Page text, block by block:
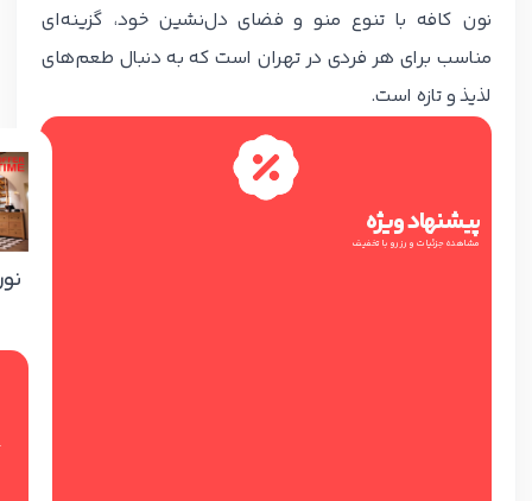
نون کافه با تنوع منو و فضای دل‌نشین خود، گزینه‌ای
مناسب برای هر فردی در تهران است که به دنبال طعم‌های
لذیذ و تازه است.
پیشنهاد ویژه
مشاهده جزئیات و رزرو با تخفیف